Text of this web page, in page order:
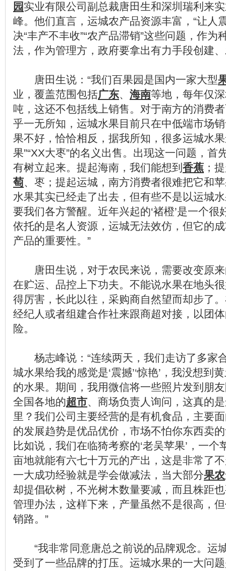
园实业有限公司副总裁唐田生和深圳瑞利来
峰。他们直言，运城农产品资源丰富，“让人
决“丰产不丰收”“农产品滞销”这些问题，作为
法，作为管理方，政府要拿出有力手段创建
唐田生说：“我们百果园是国内一家大型
业，覆盖范围包括广东、 海南等地，每年仅
吨，这还不包括线上销售。对于南方的消费
乎一无所知，运城水果目前只在中低端市场
果不好，恰恰相反，据我所知，很多运城水
果”“XX大枣”的名义出售。出现这一问题，首
有树立起来。提起海南，我们能想到 香蕉 ；
萄、枣；提起运城，南方消费者很难把它和
水果其实已经走了出去，但有些不是以运城
要我们各方警醒。近年兴起的‘褚橙’是一个
依托的是名人资源，运城无法效仿，但它的
产品的重要性。”
唐田生说，对于农民来说，需要改变原来
在贮运、品控上下功夫。不能说水果在地头
得厉害，长此以往，采购商自然望而却步了
经纪人或者组建合作社来跟商超对接，以团
险。
杨志峰说：“连续两天，我们走访了多家
城水果给我的感觉是‘震撼’‘惊艳’，我没想到
的水果。期间，我用微信将一些照片发到朋
全国各地的超市、商场负责人询问，这真的
里？我们公司主要经营的是有机食品，主要
的发展趋势是优品优价，市场不怕你东西卖
比如说，我们在临猗考察的‘老吴苹果’，一
亩地就能有六七十万元的产出，这是非常了不
一大成功经验就是学会做减法，当大部分果农
却提倡砍树，不光树木数量要减，而且株距
管理办法，这样下来，产量虽然不是很高，
销路。”
“我非常同意唐总之前说的品牌观念。运
受到了一些品牌的打压。运城水果的一大问